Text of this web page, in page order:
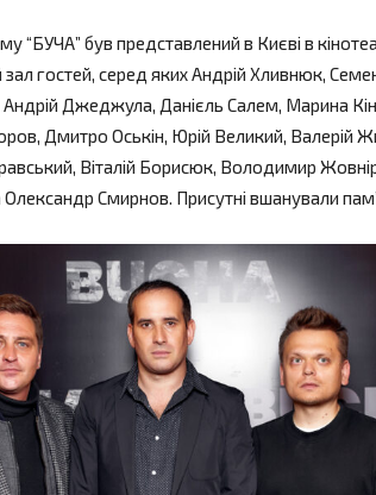
“БУЧА” був представлений в Києві в
зал гостей, серед яких Андрій Хливнюк,
Джеджула, Данієль Салем, Марина
Дмитро Оськін, Юрій Великий, Валерій
Віталій Борисюк, Володимир
Смирнов. Присутні вшанували